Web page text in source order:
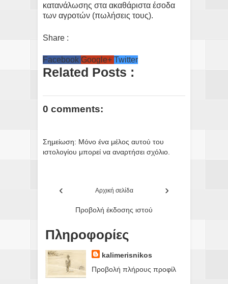
κατανάλωσης στα ακαθάριστα έσοδα
των αγροτών (πωλήσεις τους).
Share :
Facebook Google+ Twitter
Related Posts :
0 comments:
Σημείωση: Μόνο ένα μέλος αυτού του
ιστολογίου μπορεί να αναρτήσει σχόλιο.
‹ ›
Αρχική σελίδα
Προβολή έκδοσης ιστού
Πληροφορίες
kalimerisnikos
Προβολή πλήρους προφίλ